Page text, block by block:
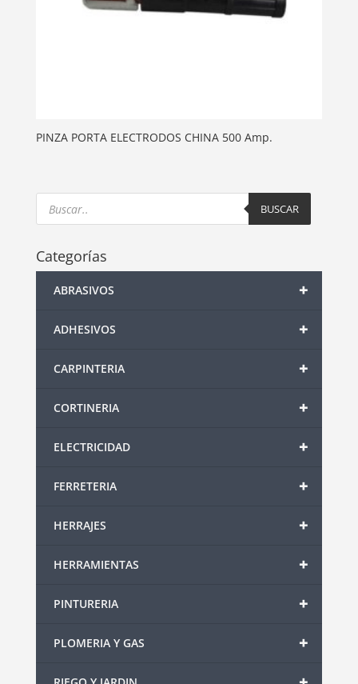
PINZA PORTA ELECTRODOS CHINA 500 Amp.
Products
search BUSCAR
Categorías
+
ABRASIVOS
+
ADHESIVOS
+
CARPINTERIA
+
CORTINERIA
+
ELECTRICIDAD
+
FERRETERIA
+
HERRAJES
+
HERRAMIENTAS
+
PINTURERIA
+
PLOMERIA Y GAS